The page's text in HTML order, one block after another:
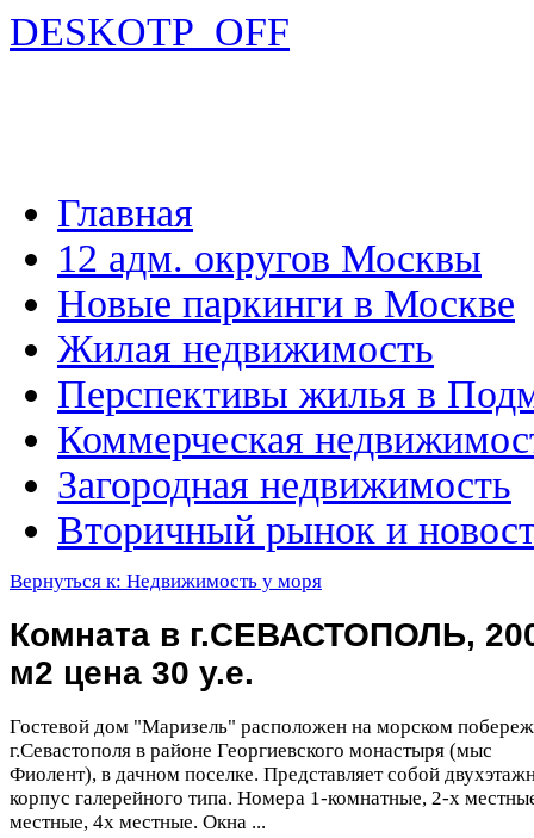
DESKOTP_OFF
Главная
12 адм. округов Москвы
Новые паркинги в Москве
Жилая недвижимость
Перспективы жилья в
Коммерческая
Загородная недвижимость
Вторичный рынок и
Вернуться к: Недвижимость у моря
Комната в г.СЕВАСТОПОЛЬ,
м2 цена 30 у.е.
Гостевой дом "Маризель" расположен на морском
г.Севастополя в районе Георгиевского монастыря (мыс
Фиолент), в дачном поселке. Представляет собой
корпус галерейного типа. Номера 1-комнатные, 2-х
местные, 4х местные. Окна ...